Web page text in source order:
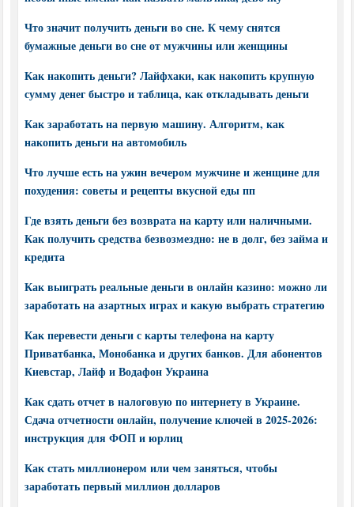
Что значит получить деньги во сне. К чему снятся
бумажные деньги во сне от мужчины или женщины
Как накопить деньги? Лайфхаки, как накопить крупную
сумму денег быстро и таблица, как откладывать деньги
Как заработать на первую машину. Алгоритм, как
накопить деньги на автомобиль
Что лучше есть на ужин вечером мужчине и женщине для
похудения: советы и рецепты вкусной еды пп
Где взять деньги без возврата на карту или наличными.
Как получить средства безвозмездно: не в долг, без займа и
кредита
Как выиграть реальные деньги в онлайн казино: можно ли
заработать на азартных играх и какую выбрать стратегию
Как перевести деньги с карты телефона на карту
Приватбанка, Монобанка и других банков. Для абонентов
Киевстар, Лайф и Водафон Украина
Как сдать отчет в налоговую по интернету в Украине.
Сдача отчетности онлайн, получение ключей в 2025-2026:
инструкция для ФОП и юрлиц
Как стать миллионером или чем заняться, чтобы
заработать первый миллион долларов